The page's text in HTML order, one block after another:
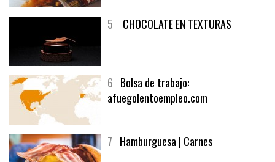
5 CHOCOLATE EN TEXTURAS
6 Bolsa de trabajo:
afuegolentoempleo.com
7 Hamburguesa | Carnes